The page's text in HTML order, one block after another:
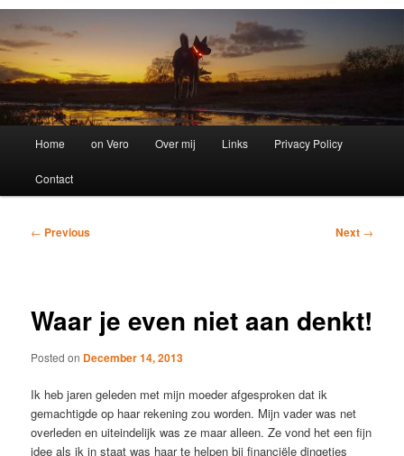
Home on Vero Over mij Links Privacy Policy
Contact
Post
← Previous Next →
Waar je even niet aan denkt!
Posted on December 14, 2013
Ik heb jaren geleden met mijn moeder afgesproken dat ik
gemachtigde op haar rekening zou worden. Mijn vader was net
overleden en uiteindelijk was ze maar alleen. Ze vond het een fijn
idee als ik in staat was haar te helpen bij financiële dingetjes